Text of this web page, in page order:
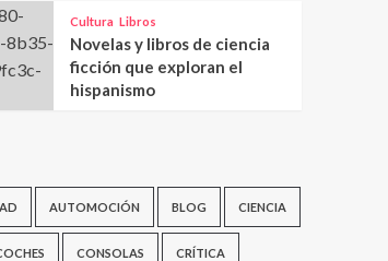
Cultura Libros
Novelas y libros de ciencia
ficción que exploran el
hispanismo
AUTOMOCIÓN BLOG CIENCIA
CONSOLAS CRÍTICA